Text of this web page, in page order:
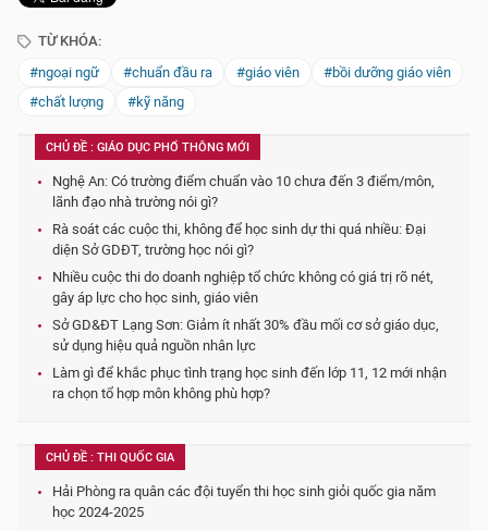
TỪ KHÓA:
#ngoại ngữ
#chuẩn đầu ra #giáo viên
#bồi dưỡng giáo viên
#chất lượng
#kỹ năng
CHỦ ĐỀ : GIÁO DỤC PHỔ THÔNG MỚI
Nghệ An: Có trường điểm chuẩn vào 10 chưa đến 3 điểm/môn,
lãnh đạo nhà trường nói gì?
Rà soát các cuộc thi, không để học sinh dự thi quá nhiều: Đại
diện Sở GDĐT, trường học nói gì?
Nhiều cuộc thi do doanh nghiệp tổ chức không có giá trị rõ nét,
gây áp lực cho học sinh, giáo viên
Sở GD&ĐT Lạng Sơn: Giảm ít nhất 30% đầu mối cơ sở giáo dục,
sử dụng hiệu quả nguồn nhân lực
Làm gì để khắc phục tình trạng học sinh đến lớp 11, 12 mới nhận
ra chọn tổ hợp môn không phù hợp?
CHỦ ĐỀ : THI QUỐC GIA
Hải Phòng ra quân các đội tuyển thi học sinh giỏi quốc gia năm
học 2024-2025